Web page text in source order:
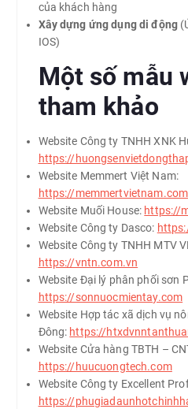
của khách hàng
Xây dựng ứng dụng di động
IOS)
Một số mẫu
tham khảo
Website Công ty TNHH XNK
https://
Website Memmert Việt Nam:
https://memmertvietnam.com
Website Muối House: https://
Website Công ty Dasco:
Website Công ty TNHH MTV
https://vntn.com.vn
Website Đại lý phân phối sơn
https://sonnuocmientay.com
Website Hợp tác xã dịch vụ
Đông: https://
Website Cửa hàng TBTH –
https://huucuongtech.com
Website Công ty Excellent
https://